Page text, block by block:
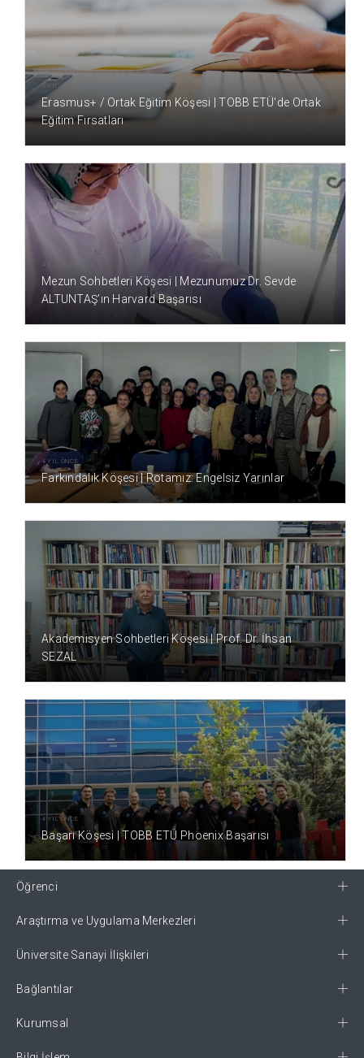
4 YIL ÖNCE
Erasmus+ / Ortak Eğitim Köşesi | TOBB ETÜ'de Ortak
Eğitim Fırsatları
4 YIL ÖNCE
Mezun Sohbetleri Köşesi | Mezunumuz Dr. Sevde
ALTUNTAŞ’ın Harvard Başarısı
4 YIL ÖNCE
Farkındalık Köşesi | Rotamız: Engelsiz Yarınlar
4 YIL ÖNCE
Akademisyen Sohbetleri Köşesi | Prof. Dr. İhsan
SEZAL
4 YIL ÖNCE
Başarı Köşesi | TOBB ETÜ Phoenix Başarısı
Öğrenci
Araştırma ve Uygulama Merkezleri
Üniversite Sanayi İlişkileri
Bağlantılar
Kurumsal